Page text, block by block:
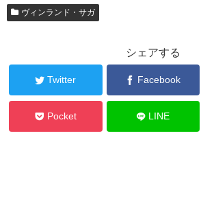
ヴィンランド・サガ
シェアする
Twitter Facebook
Pocket LINE